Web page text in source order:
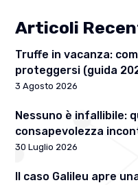
Articoli
Truffe in vacanza:
proteggersi (guida
3 Agosto 2026
Nessuno è infallibile:
consapevolezza
30 Luglio 2026
Il caso Galileu apre